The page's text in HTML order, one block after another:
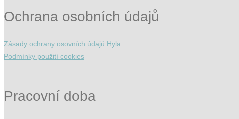
Ochrana osobních údajů
Zásady ochrany osovních údajů Hyla
Podmínky použití cookies
Pracovní doba